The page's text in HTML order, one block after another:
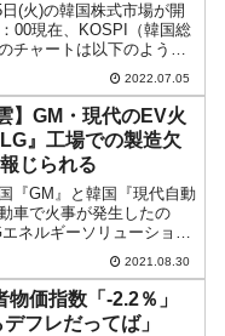
(火)の韓国株式市場が開
00現在、KOSPI（韓国総
チャートは以下のように
』より引用）。前日の下
て上昇しています。
2022.07.05
】GM・現代のEV火
』工場での製造欠
じられる
『GM』と韓国『現代自動
車で火事が発生したの
ネルギーソリューショ
LG化学』）製のバッテリ
ています。『GM』は
ソリューション』が製造
に構造的...
2021.08.30
物価指数「-2.2％」
フレだってば」